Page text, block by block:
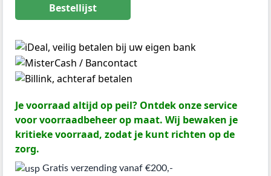
Bestellijst
Je voorraad altijd op peil? Ontdek onze service
voor voorraadbeheer op maat. Wij bewaken je
kritieke voorraad, zodat je kunt richten op de
zorg.
Gratis verzending vanaf €200,-